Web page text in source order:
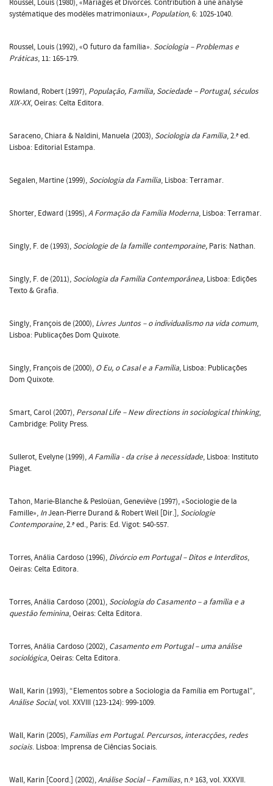
systématique des modèles matrimoniaux», Population, 6: 1025-1040.
Roussel, Louis (1992), «O futuro da família». Sociologia – Problemas e
Práticas, 11: 165-179.
Rowland, Robert (1997), População, Família, Sociedade – Portugal, séculos
XIX-XX, Oeiras: Celta Editora.
Saraceno, Chiara & Naldini, Manuela (2003), Sociologia da Família, 2.ª ed.
Lisboa: Editorial Estampa.
Segalen, Martine (1999), Sociologia da Família, Lisboa: Terramar.
Shorter, Edward (1995),A Formação da Família Moderna, Lisboa: Terramar.
Singly, F. de (1993), Sociologie de la famille contemporaine, Paris: Nathan.
Singly, F. de (2011), Sociologia da Família Contemporânea, Lisboa: Edições
Texto & Grafia.
Singly, François de (2000), Livres Juntos – o individualismo na vida comum,
Lisboa: Publicações Dom Quixote.
Singly, François de (2000), O Eu, o Casal e a Família, Lisboa: Publicações
Dom Quixote.
Smart, Carol (2007), Personal Life – New directions in sociological thinking,
Cambridge: Polity Press.
Sullerot, Evelyne (1999),A Família - da crise à necessidade, Lisboa: Instituto
Piaget.
Tahon, Marie-Blanche & Pesloüan, Geneviève (1997), «Sociologie de la
Famille», InJean-Pierre Durand & Robert Weil [Dir.], Sociologie
Contemporaine, 2.ª ed., Paris: Ed. Vigot: 540-557.
Torres, Anália Cardoso (1996), Divórcio em Portugal – Ditos e Interditos,
Oeiras: Celta Editora.
Torres, Anália Cardoso (2001), Sociologia do Casamento – a família e a
questão feminina, Oeiras: Celta Editora.
Torres, Anália Cardoso (2002), Casamento em Portugal – uma análise
sociológica, Oeiras: Celta Editora.
Wall, Karin (1993), “Elementos sobre a Sociologia da Família em Portugal”,
Análise Social, vol. XXVIII (123-124): 999-1009.
Wall, Karin (2005), Famílias em Portugal. Percursos, interacções, redes
sociais. Lisboa: Imprensa de Ciências Sociais.
Wall, Karin [Coord.] (2002),Análise Social – Famílias, n.º 163, vol. XXXVII.